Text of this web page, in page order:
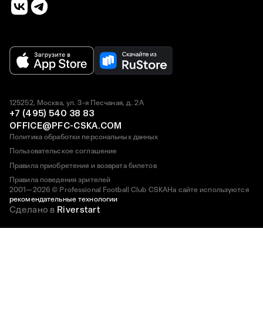
2001—2026 © Professional Football Club CSKAНа сайте используются
рекомендательные технологии
125252, Москва, ул. 3-я Песчаная, д. 2А
+7 (495) 540 38 83
OFFICE@PFC-CSKA.COM
Политика обработки персональных данных
Пользовательское соглашение
Правила приобретения и возврата билетов
Правила поведения зрителей
Сделано в Riverstart